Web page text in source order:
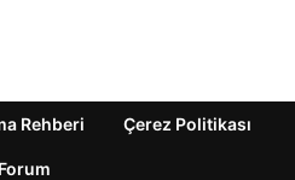
Rehberi Çerez Politikası
Forum